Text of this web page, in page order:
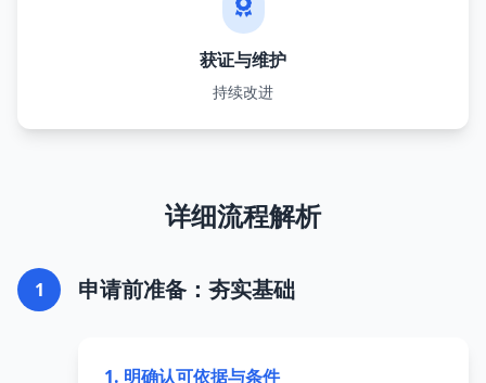
获证与维护
持续改进
详细流程解析
1 申请前准备：夯实基础
1. 明确认可依据与条件